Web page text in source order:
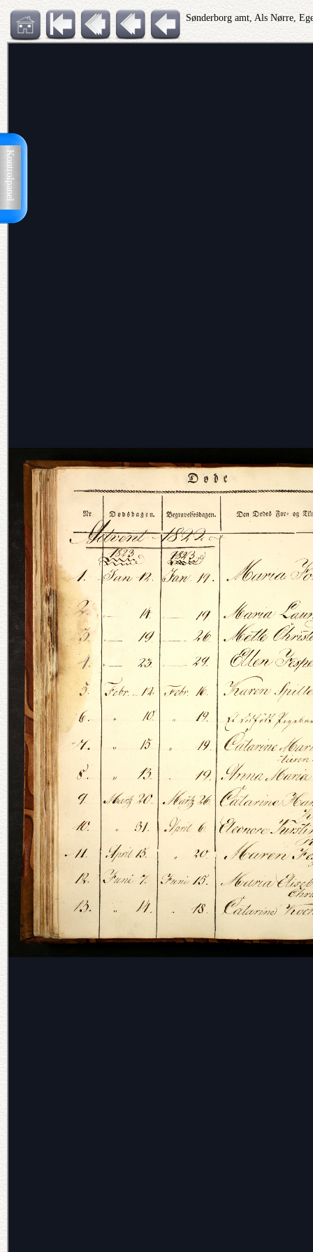
Kontrolpanel
Sønderborg amt, Als Nørre,